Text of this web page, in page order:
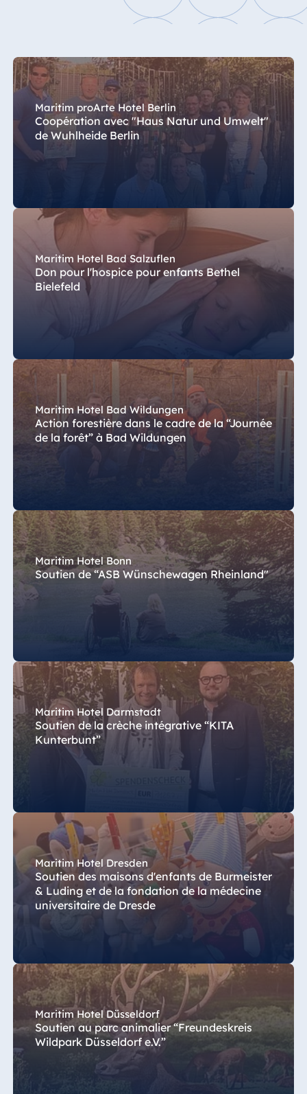
Maurice
Resort & Spa
Mauritius
Maritim proArte Hotel Berlin
Coopération avec "Haus Natur und Umwelt"
de Wuhlheide Berlin
Maritim Hotel Bad Salzuflen
Don pour l'hospice pour enfants Bethel
Bielefeld
Maritim Hotel Bad Wildungen
Action forestière dans le cadre de la “Journée
de la forêt” à Bad Wildungen
Maritim Hotel Bonn
Soutien de “ASB Wünschewagen Rheinland"
Maritim Hotel Darmstadt
Soutien de la crèche intégrative “KITA
Kunterbunt”
Maritim Hotel Dresden
Soutien des maisons d'enfants de Burmeister
& Luding et de la fondation de la médecine
universitaire de Dresde
Maritim Hotel Düsseldorf
Soutien au parc animalier “Freundeskreis
Wildpark Düsseldorf e.V.”